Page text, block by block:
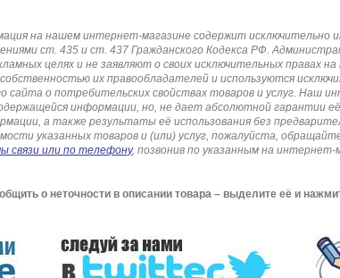
Proline HA-CB01
Proline PR-LED0503F2AA RED
на нашем интернет-магазине содержит исключительно
ст. 435 и ст. 437 Гражданского Кодекса РФ.
целях и не заявляют о своих исключительных правах
их правообладателей и используются
сайта о потребительских свойствах товаров и услуг. Наш
информации, но, не дает абсолютной гарантии
а также результаты её использования без
указанных товаров и (или) услуг, пожалуйста,
связи или по телефону, позвонив по указанным на
о неточности в описании товара – выделите её и